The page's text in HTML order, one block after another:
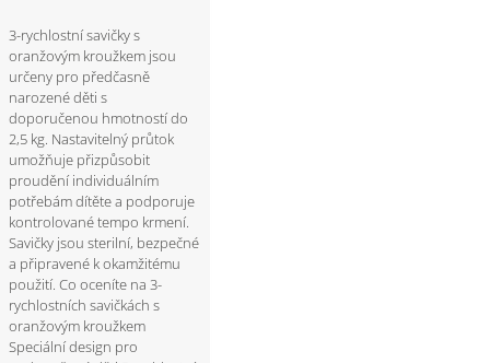
3-rychlostní savičky s
oranžovým kroužkem jsou
určeny pro předčasně
narozené děti s
doporučenou hmotností do
2,5 kg. Nastavitelný průtok
umožňuje přizpůsobit
proudění individuálním
potřebám dítěte a podporuje
kontrolované tempo krmení.
Savičky jsou sterilní, bezpečné
a připravené k okamžitému
použití. Co oceníte na 3-
rychlostních savičkách s
oranžovým kroužkem
Speciální design pro